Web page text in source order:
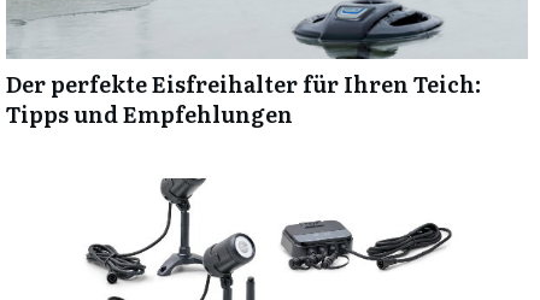
Der perfekte Eisfreihalter für Ihren Teich:
Tipps und Empfehlungen